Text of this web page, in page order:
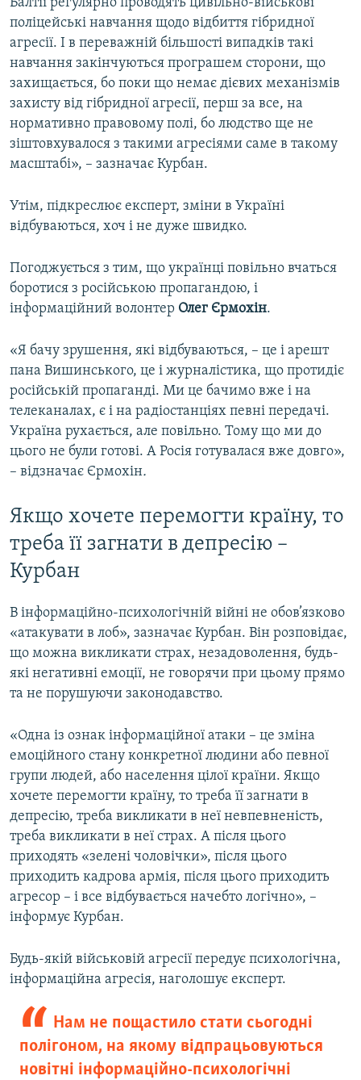
Балтії регулярно проводять цивільно-військові
поліцейські навчання щодо відбиття гібридної
агресії. І в переважній більшості випадків такі
навчання закінчуються програшем сторони, що
захищається, бо поки що немає дієвих механізмів
захисту від гібридної агресії, перш за все, на
нормативно правовому полі, бо людство ще не
зіштовхувалося з такими агресіями саме в такому
масштабі», – зазначає Курбан.
Утім, підкреслює експерт, зміни в Україні
відбуваються, хоч і не дуже швидко.
Погоджується з тим, що українці повільно вчаться
боротися з російською пропагандою, і
інформаційний волонтер Олег Єрмохін.
«Я бачу зрушення, які відбуваються, – це і арешт
пана Вишинського, це і журналістика, що протидіє
російській пропаганді. Ми це бачимо вже і на
телеканалах, є і на радіостанціях певні передачі.
Україна рухається, але повільно. Тому що ми до
цього не були готові. А Росія готувалася вже довго»,
– відзначає Єрмохін.
Якщо хочете перемогти країну, то
треба її загнати в депресію –
Курбан
В інформаційно-психологічній війні не обов’язково
«атакувати в лоб», зазначає Курбан. Він розповідає,
що можна викликати страх, незадоволення, будь-
які негативні емоції, не говорячи при цьому прямо
та не порушуючи законодавство.
«Одна із ознак інформаційної атаки – це зміна
емоційного стану конкретної людини або певної
групи людей, або населення цілої країни. Якщо
хочете перемогти країну, то треба її загнати в
депресію, треба викликати в неї невпевненість,
треба викликати в неї страх. А після цього
приходять «зелені чоловічки», після цього
приходить кадрова армія, після цього приходить
агресор – і все відбувається начебто логічно», –
інформує Курбан.
Будь-якій військовій агресії передує психологічна,
інформаційна агресія, наголошує експерт.
Нам не пощастило стати сьогодні
полігоном, на якому відпрацьовуються
новітні інформаційно-психологічні